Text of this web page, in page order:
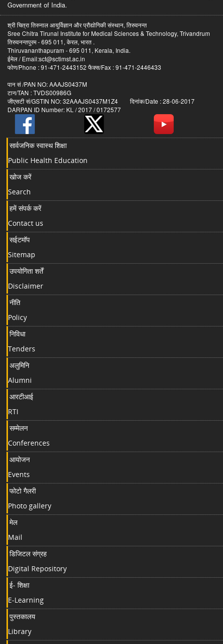
Government of India.
श्री चित्रा तिरुनाल आयुर्विज्ञान और प्रौद्योगिकी संस्थान, तिरुवनन्त
Sree Chitra Tirunal Institute for Medical Sciences & Technology, Trivandrum
तिरुवनन्तपुरम - 695 011, केरल, भारत .
Thiruvananthapuram - 695 011, Kerala, India.
ईमेल / Email:sct@sctimst.ac.in
फोण/Phone : 91-471-2443152 फैक्स/Fax : 91-471-2446433
पान सं /PAN NO: AAAJS0437M
टान/TAN : TVDS00986G
जीएसटी सं/GSTIN NO: 32AAAJS0437M1Z4 दिनांक/Date : 28-06-2017
DARPAN ID Number: KL / 2017 / 0172577
सार्वजनिक स्वास्थ शिक्षा
Public Health Education
खोज करें
Search
हमें संपर्क करें
Contact us
सईटमॉप
Sitemap
उपयोगिता शर्तें
Disclaimer
नीति
Policy
निविधा
Tenders
अलुमिनि
Alumni
आरटीआई
RTI
सम्मेलन
Conferences
आयोजन
Events
फोटो गैलरी
Photo gallery
मेल
Mail
डिजिटल संग्रह
Digital Repository
ई- शिक्षा
E-Learning
पुस्तकालय
Library